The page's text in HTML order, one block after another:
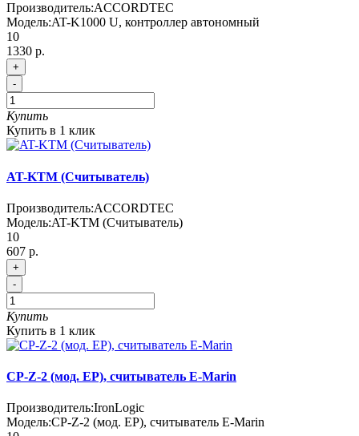
Производитель:ACCORDTEC
Модель:AT-K1000 U, контроллер автономный
10
1330 р.
+
-
Купить
Купить в 1 клик
AT-KTM (Считыватель)
Производитель:ACCORDTEC
Модель:AT-KTM (Считыватель)
10
607 р.
+
-
Купить
Купить в 1 клик
CP-Z-2 (мод. EP), считыватель E-Marin
Производитель:IronLogic
Модель:CP-Z-2 (мод. EP), считыватель E-Marin